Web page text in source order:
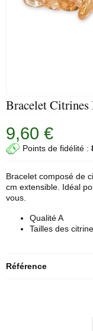
Bracelet Citrines
9,60 €
Points de fidélité :
Bracelet composé de
cm extensible. Idéal
vous.
Qualité A
Tailles des citrine
Référence